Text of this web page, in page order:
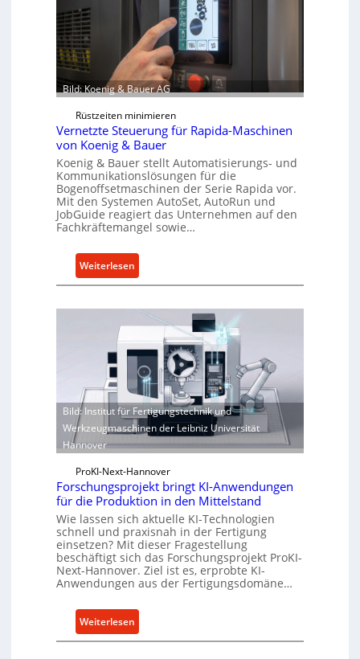
Bild: Koenig & Bauer AG
Rüstzeiten minimieren
Vernetzte Steuerung für Rapida-Maschinen
von Koenig & Bauer
Koenig & Bauer stellt Automatisierungs- und
Kommunikationslösungen für die
Bogenoffsetmaschinen der Serie Rapida vor.
Mit den Systemen AutoSet, AutoRun und
JobGuide reagiert das Unternehmen auf den
Fachkräftemangel sowie…
Weiterlesen:
V
e
t
t
e
S
t
e
u
e
r
u
n
g
f
r
R
Bild: Institut für Fertigungstechnik und
Werkzeugmaschinen der Leibniz Universität
Hannover
ProKI-Next-Hannover
Forschungsprojekt bringt KI-Anwendungen
für die Produktion in den Mittelstand
Wie lassen sich aktuelle KI-Technologien
schnell und praxisnah in der Fertigung
einsetzen? Mit dieser Fragestellung
beschäftigt sich das Forschungsprojekt ProKI-
Next-Hannover. Ziel ist es, erprobte KI-
Anwendungen aus der Fertigungsdomäne…
Weiterlesen:
F